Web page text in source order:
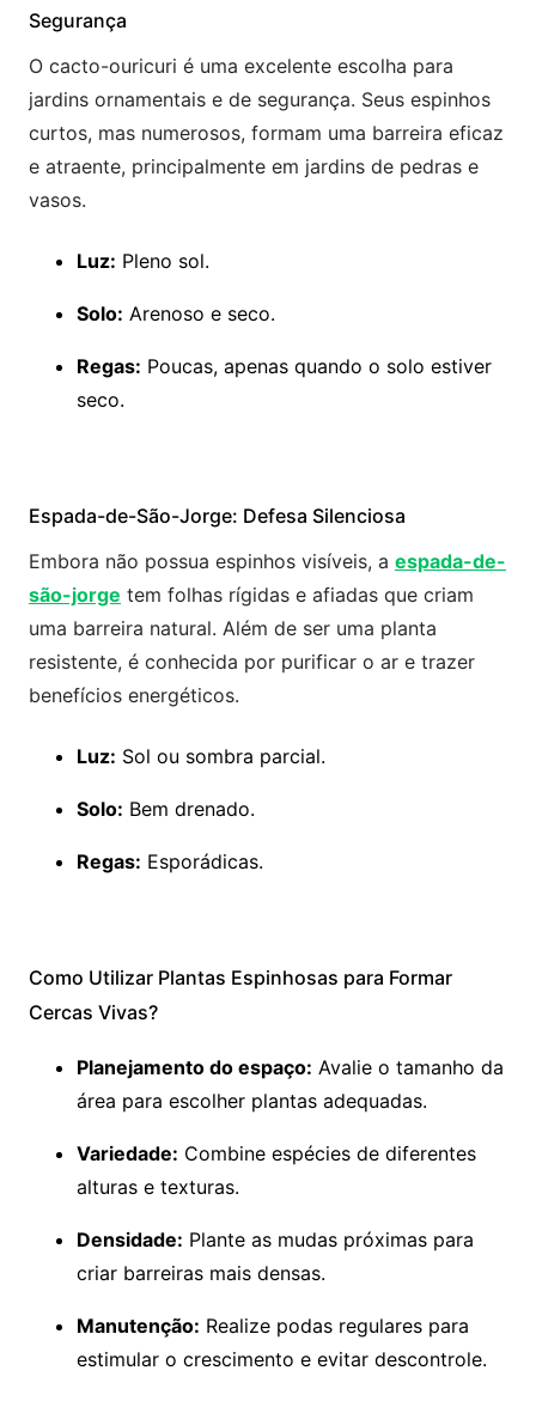
Segurança
O cacto-ouricuri é uma excelente escolha para
jardins ornamentais e de segurança. Seus espinhos
curtos, mas numerosos, formam uma barreira eficaz
e atraente, principalmente em jardins de pedras e
vasos.
Luz: Pleno sol.
Solo: Arenoso e seco.
Regas: Poucas, apenas quando o solo estiver
seco.
Espada-de-São-Jorge: Defesa Silenciosa
Embora não possua espinhos visíveis, a espada-de-
são-jorge tem folhas rígidas e afiadas que criam
uma barreira natural. Além de ser uma planta
resistente, é conhecida por purificar o ar e trazer
benefícios energéticos.
Luz: Sol ou sombra parcial.
Solo: Bem drenado.
Regas: Esporádicas.
Como Utilizar Plantas Espinhosas para Formar
Cercas Vivas?
Planejamento do espaço: Avalie o tamanho da
área para escolher plantas adequadas.
Variedade: Combine espécies de diferentes
alturas e texturas.
Densidade: Plante as mudas próximas para
criar barreiras mais densas.
Manutenção: Realize podas regulares para
estimular o crescimento e evitar descontrole.